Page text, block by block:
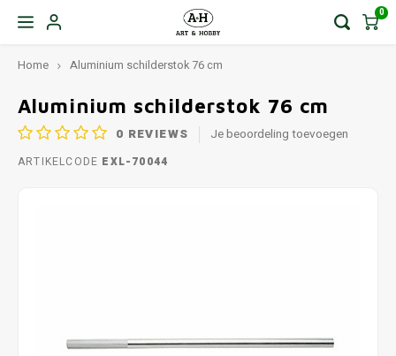
0
Home Aluminium schilderstok 76 cm
Aluminium schilderstok 76 cm
0 REVIEWS Je beoordeling toevoegen
ARTIKELCODE EXL-70044